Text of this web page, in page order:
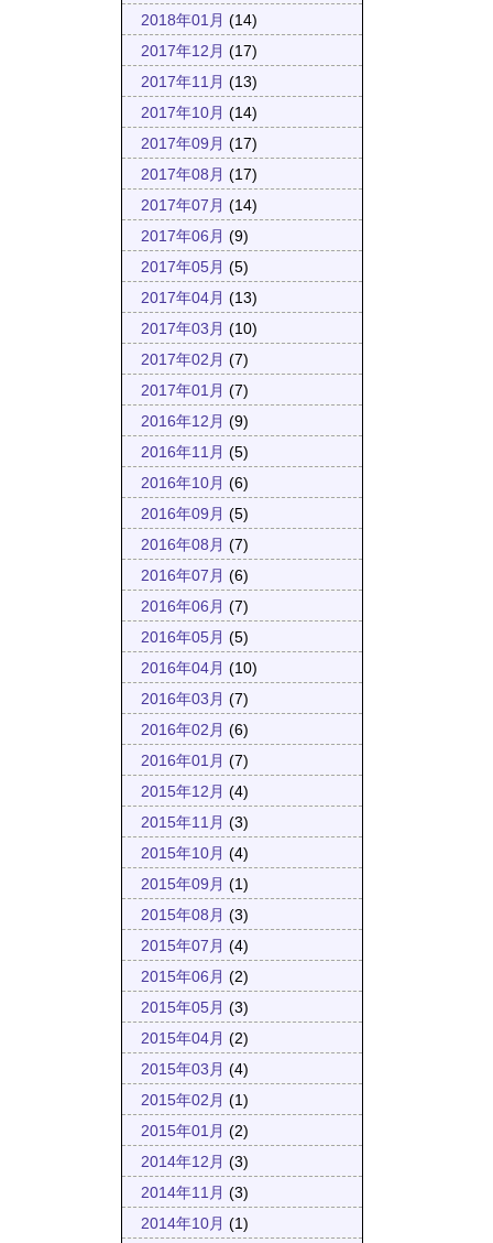
2018年01月 (14)
2017年12月 (17)
2017年11月 (13)
2017年10月 (14)
2017年09月 (17)
2017年08月 (17)
2017年07月 (14)
2017年06月 (9)
2017年05月 (5)
2017年04月 (13)
2017年03月 (10)
2017年02月 (7)
2017年01月 (7)
2016年12月 (9)
2016年11月 (5)
2016年10月 (6)
2016年09月 (5)
2016年08月 (7)
2016年07月 (6)
2016年06月 (7)
2016年05月 (5)
2016年04月 (10)
2016年03月 (7)
2016年02月 (6)
2016年01月 (7)
2015年12月 (4)
2015年11月 (3)
2015年10月 (4)
2015年09月 (1)
2015年08月 (3)
2015年07月 (4)
2015年06月 (2)
2015年05月 (3)
2015年04月 (2)
2015年03月 (4)
2015年02月 (1)
2015年01月 (2)
2014年12月 (3)
2014年11月 (3)
2014年10月 (1)